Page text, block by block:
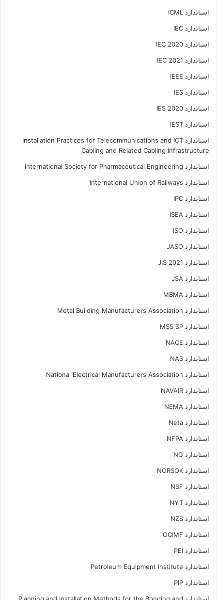
استاندارد ICML
استاندارد IEC
استاندارد IEC 2020
استاندارد IEC 2021
استاندارد IEEE
استاندارد IES
استاندارد IES 2020
استاندارد IEST
استاندارد Installation Practices for Telecommunications and ICT
Cabling and Related Cabling Infrastructure
استاندارد International Society for Pharmaceutical Engineering
استاندارد International Union of Railways
استاندارد IPC
استاندارد ISEA
استاندارد ISO
استاندارد JASO
استاندارد JIS 2021
استاندارد JSA
استاندارد MBMA
استاندارد Metal Building Manufacturers Association
استاندارد MSS SP
استاندارد NACE
استاندارد NAS
استاندارد National Electrical Manufacturers Association
استاندارد NAVAIR
استاندارد NEMA
استاندارد Neta
استاندارد NFPA
استاندارد NG
استاندارد NORSOK
استاندارد NSF
استاندارد NYT
استاندارد NZS
استاندارد OCIMF
استاندارد PEI
استاندارد Petroleum Equipment Institute
استاندارد PIP